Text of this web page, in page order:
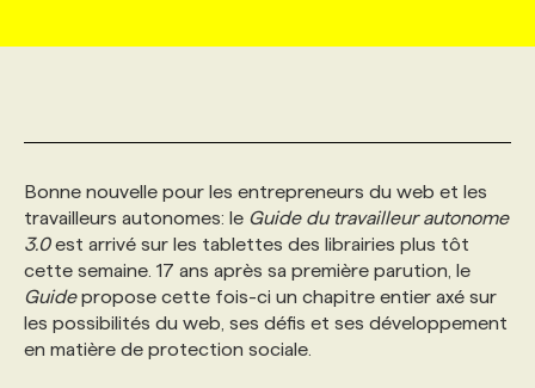
AFFAIRES DE L'INDUSTRIE
INITIATIVES NUMÉRIQUES
PRIX ET DISTINCTIONS
TENDANCES
WEB & MÉDIAS SOCIAUX
MARKETING DURABLE
GEO/SEO
ÉVÉNEMENTIEL
INFOLETTRE PUBLICITÉ
ANNONCEZ AVEC NOUS
CONSULTER LA CVTHÈQUE
PROFIL ENTREPRISE
FAQ
ANNONCEZ AVEC NOUS
VOIR LES OFFRES
PROFIL CANDIDAT
FAQ
ANNONCEZ AVEC NOUS
NOS FORMATIONS EN LIGNE
NOS PARCOURS DE FORMATIONS
FORMATIONS PERSONNALISÉES
NOS FORMATEUR‧RICES
CHASSE DE TÊTE
SERVICE DE CHASSE DE TÊTE
NOS TARIFS
NOS EXPERTISES
Bonne nouvelle pour les entrepreneurs du web et les
travailleurs autonomes: le Guide du travailleur autonome
3.0est arrivé sur les tablettes des librairies plus tôt
cette semaine. 17 ans après sa première parution, le
Guidepropose cette fois-ci un chapitre entier axé sur
les possibilités du web, ses défis et ses développement
en matière de protection sociale.